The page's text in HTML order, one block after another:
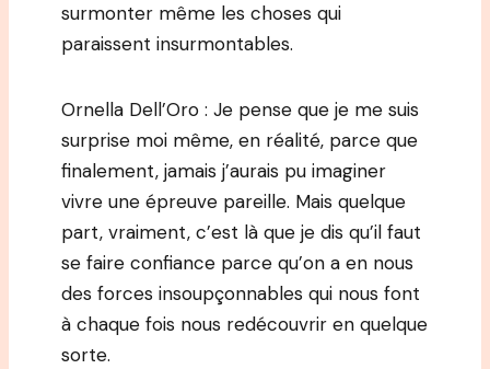
surmonter même les choses qui
paraissent insurmontables.
Ornella Dell’Oro : Je pense que je me suis
surprise moi même, en réalité, parce que
finalement, jamais j’aurais pu imaginer
vivre une épreuve pareille. Mais quelque
part, vraiment, c’est là que je dis qu’il faut
se faire confiance parce qu’on a en nous
des forces insoupçonnables qui nous font
à chaque fois nous redécouvrir en quelque
sorte.